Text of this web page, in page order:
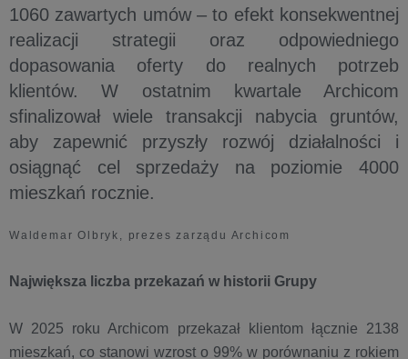
1060 zawartych umów – to efekt konsekwentnej
realizacji strategii oraz odpowiedniego
dopasowania oferty do realnych potrzeb
klientów. W ostatnim kwartale Archicom
sfinalizował wiele transakcji nabycia gruntów,
aby zapewnić przyszły rozwój działalności i
osiągnąć cel sprzedaży na poziomie 4000
mieszkań rocznie.
Waldemar Olbryk, prezes zarządu Archicom
Największa liczba przekazań w historii Grupy
W 2025 roku Archicom przekazał klientom łącznie 2138
mieszkań, co stanowi wzrost o 99% w porównaniu z rokiem